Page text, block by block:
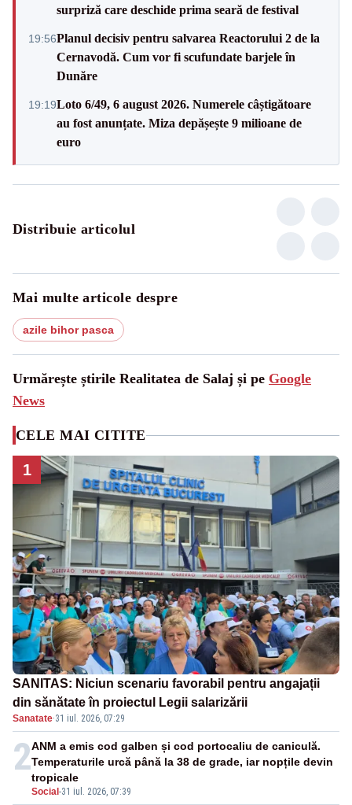
surpriză care deschide prima seară de festival
19:56Planul decisiv pentru salvarea Reactorului 2 de la
Cernavodă. Cum vor fi scufundate barjele în
Dunăre
19:19Loto 6/49, 6 august 2026. Numerele câștigătoare
au fost anunțate. Miza depășește 9 milioane de
euro
Distribuie articolul
Mai multe articole despre
azile bihor pasca
Urmărește știrile Realitatea de Salaj și pe Google
News
CELE MAI CITITE
1
SANITAS: Niciun scenariu favorabil pentru angajații
din sănătate în proiectul Legii salarizării
Sanatate·31 iul. 2026, 07:29
2
Social-31 iul. 2026, 07:39
ANM a emis cod galben și cod portocaliu de caniculă.
Temperaturile urcă până la 38 de grade, iar nopțile devin
tropicale